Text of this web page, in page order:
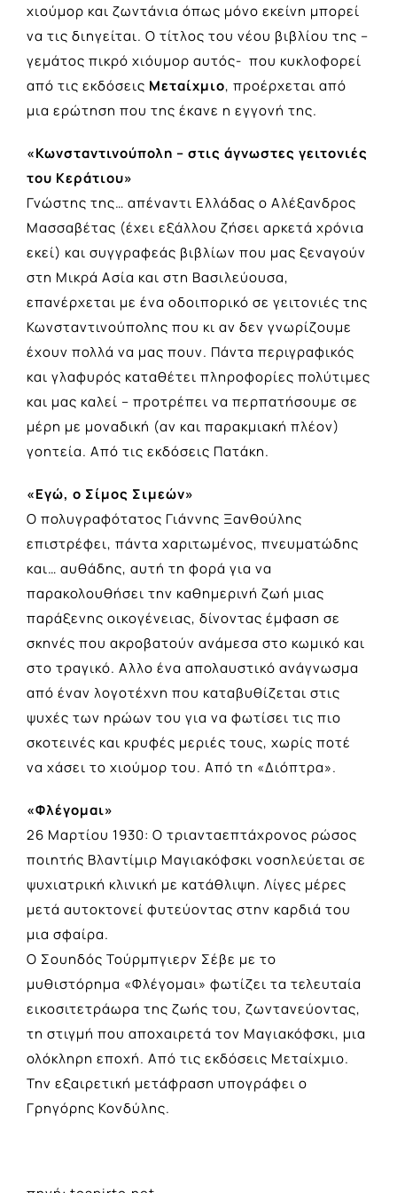
χιούμορ και ζωντάνια όπως μόνο εκείνη μπορεί
να τις διηγείται. Ο τίτλος του νέου βιβλίου της –
γεμάτος πικρό χιόυμορ αυτός- που κυκλοφορεί
από τις εκδόσεις Μεταίχμιο, προέρχεται από
μια ερώτηση που της έκανε η εγγονή της.
«Κωνσταντινούπολη – στις άγνωστες γειτονιές
του Κεράτιου»
Γνώστης της… απέναντι Ελλάδας ο Αλέξανδρος
Μασσαβέτας (έχει εξάλλου ζήσει αρκετά χρόνια
εκεί) και συγγραφεάς βιβλίων που μας ξεναγούν
στη Μικρά Ασία και στη Βασιλεύουσα,
επανέρχεται με ένα οδοιπορικό σε γειτονιές της
Κωνσταντινούπολης που κι αν δεν γνωρίζουμε
έχουν πολλά να μας πουν. Πάντα περιγραφικός
και γλαφυρός καταθέτει πληροφορίες πολύτιμες
και μας καλεί – προτρέπει να περπατήσουμε σε
μέρη με μοναδική (αν και παρακμιακή πλέον)
γοητεία. Από τις εκδόσεις Πατάκη.
«Εγώ, ο Σίμος Σιμεών»
Ο πολυγραφότατος Γιάννης Ξανθούλης
επιστρέφει, πάντα χαριτωμένος, πνευματώδης
και… αυθάδης, αυτή τη φορά για να
παρακολουθήσει την καθημερινή ζωή μιας
παράξενης οικογένειας, δίνοντας έμφαση σε
σκηνές που ακροβατούν ανάμεσα στο κωμικό και
στο τραγικό. Αλλο ένα απολαυστικό ανάγνωσμα
από έναν λογοτέχνη που καταβυθίζεται στις
ψυχές των ηρώων του για να φωτίσει τις πιο
σκοτεινές και κρυφές μεριές τους, χωρίς ποτέ
να χάσει το χιούμορ του. Από τη «Διόπτρα».
«Φλέγομαι»
26 Μαρτίου 1930: Ο τριανταεπτάχρονος ρώσος
ποιητής Βλαντίμιρ Μαγιακόφσκι νοσηλεύεται σε
ψυχιατρική κλινική με κατάθλιψη. Λίγες μέρες
μετά αυτοκτονεί φυτεύοντας στην καρδιά του
μια σφαίρα.
Ο Σουηδός Τούρμπγιερν Σέβε με το
μυθιστόρημα «Φλέγομαι» φωτίζει τα τελευταία
εικοσιτετράωρα της ζωής του, ζωντανεύοντας,
τη στιγμή που αποχαιρετά τον Μαγιακόφσκι, μια
ολόκληρη εποχή. Από τις εκδόσεις Μεταίχμιο.
Την εξαιρετική μετάφραση υπογράφει ο
Γρηγόρης Κονδύλης.